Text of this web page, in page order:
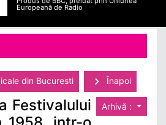
Europeană de Radio
din Bucuresti Înapoi
Arhivă :
Festivalului